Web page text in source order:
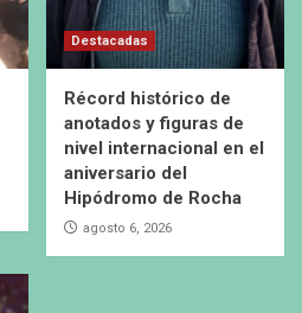
Destacadas
Récord histórico de
anotados y figuras de
nivel internacional en el
aniversario del
Hipódromo de Rocha
agosto 6, 2026